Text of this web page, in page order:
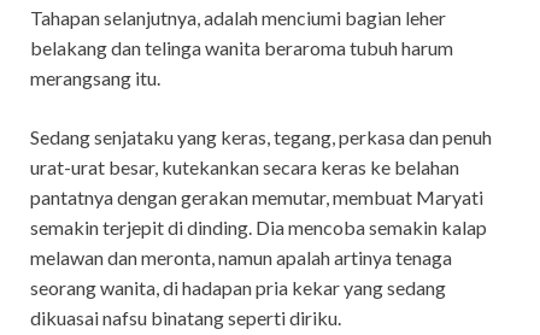
Tahapan selanjutnya, adalah menciumi bagian leher
belakang dan telinga wanita beraroma tubuh harum
merangsang itu.
Sedang senjataku yang keras, tegang, perkasa dan penuh
urat-urat besar, kutekankan secara keras ke belahan
pantatnya dengan gerakan memutar, membuat Maryati
semakin terjepit di dinding. Dia mencoba semakin kalap
melawan dan meronta, namun apalah artinya tenaga
seorang wanita, di hadapan pria kekar yang sedang
dikuasai nafsu binatang seperti diriku.